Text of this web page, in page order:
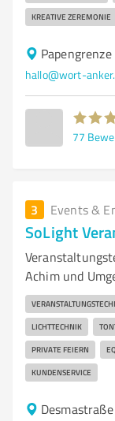
KREATIVE ZEREMONIE
hallo@wort-
77
3 Events &
SoLight
Achim und
LICHTTECHNIK
PRIVATE FEIERN
KUNDENSERVICE